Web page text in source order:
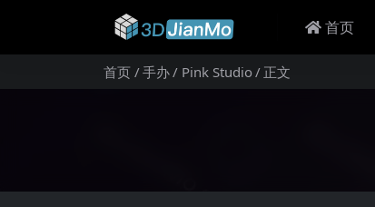
首页
首页 手办 Pink Studio 正文